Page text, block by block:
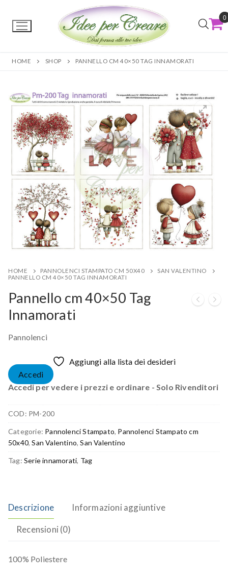
0
HOME SHOP PANNELLO CM 40×50 TAG INNAMORATI
HOME PANNOLENCI STAMPATO CM 50X40
SAN VALENTINO
PANNELLO CM 40×50 TAG INNAMORATI
Pannello cm 40×50 Tag
Innamorati
Pannolenci
Aggiungi alla lista dei desideri
Accedi
Accedi per vedere i prezzi e ordinare - Solo Rivenditori
COD: PM-200
Categorie: Pannolenci Stampato, Pannolenci Stampato cm
50x40,San Valentino,San Valentino
Tag: Serie innamorati, Tag
Descrizione Informazioni aggiuntive
Recensioni (0)
100% Poliestere